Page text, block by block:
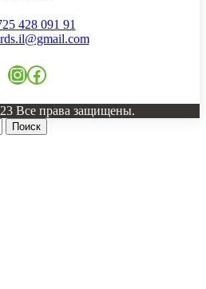
428 091 91
Instagram
Facebook
Все права защищены.
Поиск